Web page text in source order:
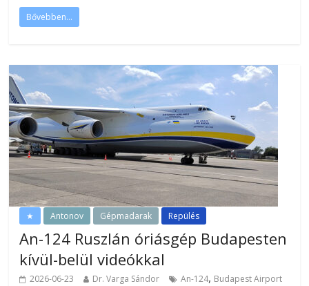
Bővebben...
★ Antonov Gépmadarak Repülés
An-124 Ruszlán óriásgép Budapesten
kívül-belül videókkal
2026-06-23 Dr. Varga Sándor An-124, Budapest Airport